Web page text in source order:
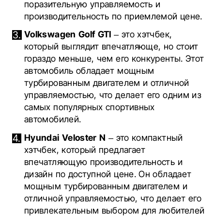
поразительную управляемость и
производительность по приемлемой цене.
Volkswagen Golf GTI– это хэтчбек,
который выглядит впечатляюще, но стоит
гораздо меньше, чем его конкуренты. Этот
автомобиль обладает мощным
турбированным двигателем и отличной
управляемостью, что делает его одним из
самых популярных спортивных
автомобилей.
Hyundai Veloster N – это компактный
хэтчбек, который предлагает
впечатляющую производительность и
дизайн по доступной цене. Он обладает
мощным турбированным двигателем и
отличной управляемостью, что делает его
привлекательным выбором для любителей